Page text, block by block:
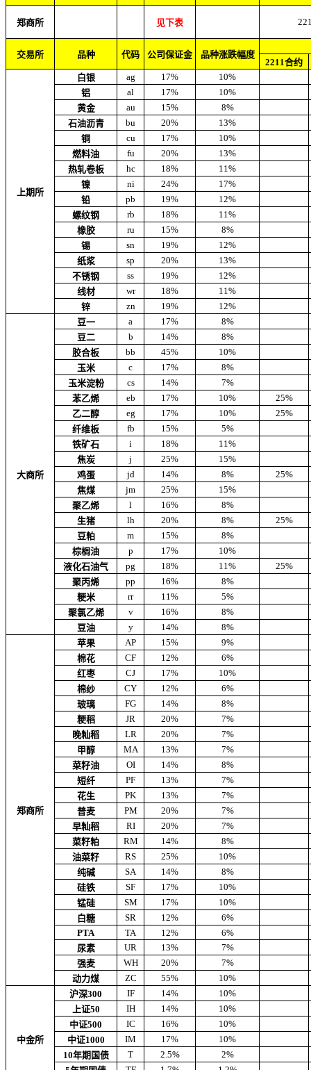
郑商所 见下表
交易所 品种 代码 公司保证金 品种涨跌幅度
2211合约
上期所
白银 ag 17%
10%
铝
al 17%
10%
黄金
au 15%
8%
石油沥青
bu 20%
13%
铜
cu 17%
10%
燃料油
fu 20%
13%
热轧卷板
hc 18%
11%
镍
ni 24%
17%
铅
pb 19%
12%
螺纹钢
rb 18%
11%
橡胶
ru 15%
8%
锡
sn 19%
12%
纸浆
sp 20%
13%
不锈钢
ss 19%
12%
线材
wr 18%
11%
锌
zn 19% 12%
大商所
豆一 a 17%
8%
豆二
b 14%
8%
胶合板
bb 45%
10%
玉米
c 17%
8%
玉米淀粉
cs 14%
7%
苯乙烯
eb 17% 10%
25%
乙二醇
eg 17% 10%
25%
纤维板
fb 15%
5%
铁矿石
i 18%
11%
焦炭
j 25%
15%
鸡蛋
jd 14% 8%
25%
焦煤
jm 25%
15%
聚乙烯
l 16%
8%
生猪
lh 20% 8%
25%
豆粕
m 15%
8%
棕榈油
p 17%
10%
液化石油气
pg 18% 11%
25%
聚丙烯
pp 16%
8%
粳米
rr 11%
5%
聚氯乙烯
v 16%
8%
豆油
y 14% 8%
郑商所
苹果 AP 15%
9%
棉花
CF 12%
6%
红枣
CJ 17%
10%
棉纱
CY 12%
6%
玻璃
FG 14%
8%
粳稻
JR 20%
7%
晚籼稻
LR 20%
7%
甲醇
MA 13%
7%
菜籽油
OI 14%
8%
短纤
PF 13%
7%
花生
PK 13%
7%
普麦
PM 20%
7%
早籼稻
RI 20%
7%
菜籽粕
RM 14%
8%
油菜籽
RS 25%
10%
纯碱
SA 14%
8%
硅铁
SF 17%
10%
锰硅
SM 17%
10%
白糖
SR 12%
6%
PTA
TA 12%
6%
尿素
UR 13%
7%
强麦
WH 20%
7%
动力煤
ZC 55% 10%
中金所
沪深300 IF 14%
10%
上证50
IH 14%
10%
中证500
IC 16%
10%
中证1000
IM 17%
10%
10年期国债
T 2.5%
2%